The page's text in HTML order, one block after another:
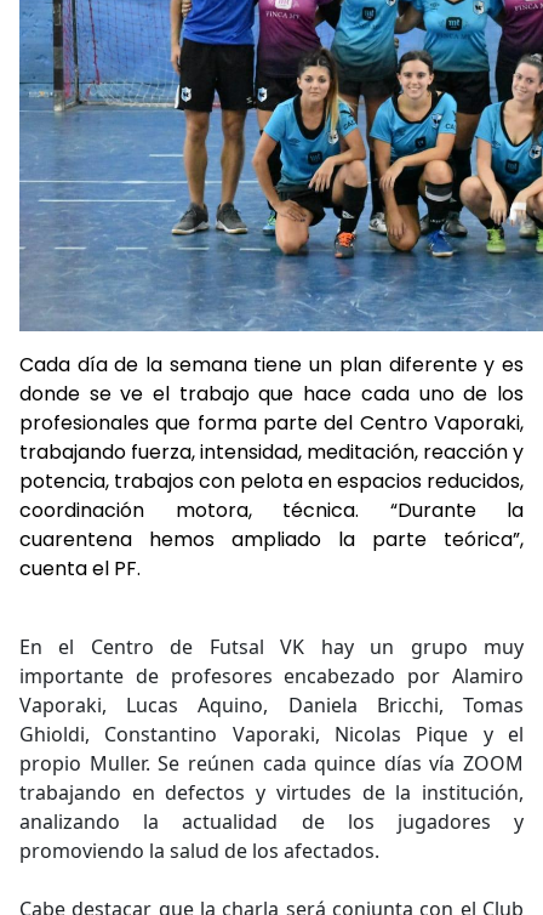
Cada día de la semana tiene un plan diferente y es
donde se ve el trabajo que hace cada uno de los
profesionales que forma parte del Centro Vaporaki,
trabajando fuerza, intensidad, meditación, reacción y
potencia, trabajos con pelota en espacios reducidos,
coordinación motora, técnica. “Durante la
cuarentena hemos ampliado la parte teórica”,
cuenta el PF.
En el Centro de Futsal VK hay un grupo muy
importante de profesores encabezado por Alamiro
Vaporaki, Lucas Aquino, Daniela Bricchi, Tomas
Ghioldi, Constantino Vaporaki, Nicolas Pique y el
propio Muller. Se reúnen cada quince días vía ZOOM
trabajando en defectos y virtudes de la institución,
analizando la actualidad de los jugadores y
promoviendo la salud de los afectados.
Cabe destacar que la charla será conjunta con el Club